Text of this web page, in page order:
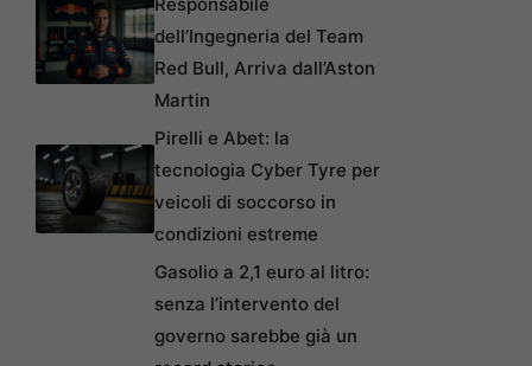
dell’Ingegneria del Team
Red Bull, Arriva dall’Aston
Martin
Pirelli e Abet: la
tecnologia Cyber Tyre per
veicoli di soccorso in
condizioni estreme
Gasolio a 2,1 euro al litro:
senza l’intervento del
governo sarebbe già un